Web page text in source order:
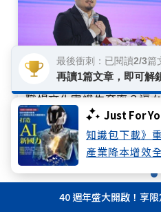
Just For
知識包下載》
產業降本增效
職場文化害慘生育率？逼
選一，勞長：男性神隊友站
40 週年盛大開啟！享
最後衝刺：已閱讀2/3篇
再讀1篇文章，即可解